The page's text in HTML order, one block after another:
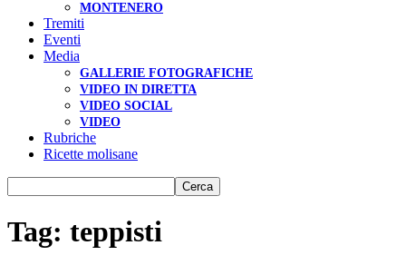
MONTENERO
Tremiti
Eventi
Media
GALLERIE FOTOGRAFICHE
VIDEO IN DIRETTA
VIDEO SOCIAL
VIDEO
Rubriche
Ricette molisane
Tag: teppisti